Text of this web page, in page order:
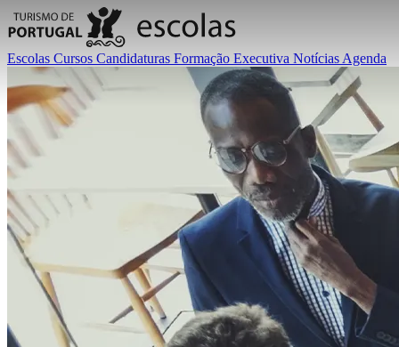
Escolas Cursos Candidaturas Formação Executiva Notícias Agenda